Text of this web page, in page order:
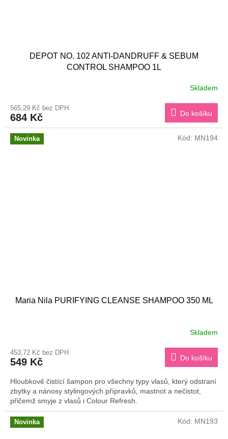
DEPOT NO. 102 ANTI-DANDRUFF & SEBUM
CONTROL SHAMPOO 1L
Skladem
565,29 Kč bez DPH
684 Kč Do košíku
Novinka
Maria Nila PURIFYING CLEANSE SHAMPOO 350 ML
Skladem
453,72 Kč bez DPH
549 Kč Do košíku
Hloubkově čistící šampon pro všechny typy vlasů, který odstraní
zbytky a nánosy stylingových přípravků, mastnot a nečistot,
přičemž smyje z vlasů i Colour Refresh.
Kód: MN194
Novinka Kód: MN193